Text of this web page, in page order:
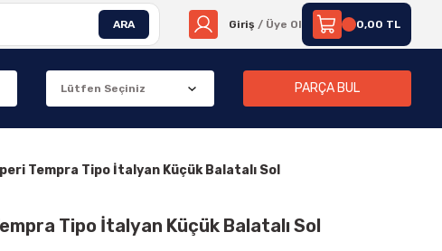
ARA Giriş / Üye Ol 0,00 TL
PARÇA BUL
Tempra Tipo İtalyan Küçük Balatalı Sol
Tipo İtalyan Küçük Balatalı Sol